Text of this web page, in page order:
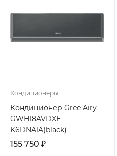
Кондиционеры
Кондиционер Gree Airy
GWH18AVDXE-
K6DNA1A(black)
155 750 ₽